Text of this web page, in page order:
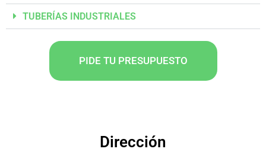
TUBERÍAS INDUSTRIALES
PIDE TU PRESUPUESTO
Dirección